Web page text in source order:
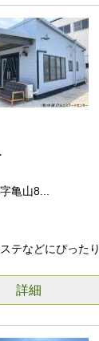
亀山8...
テなどにぴったり
詳細